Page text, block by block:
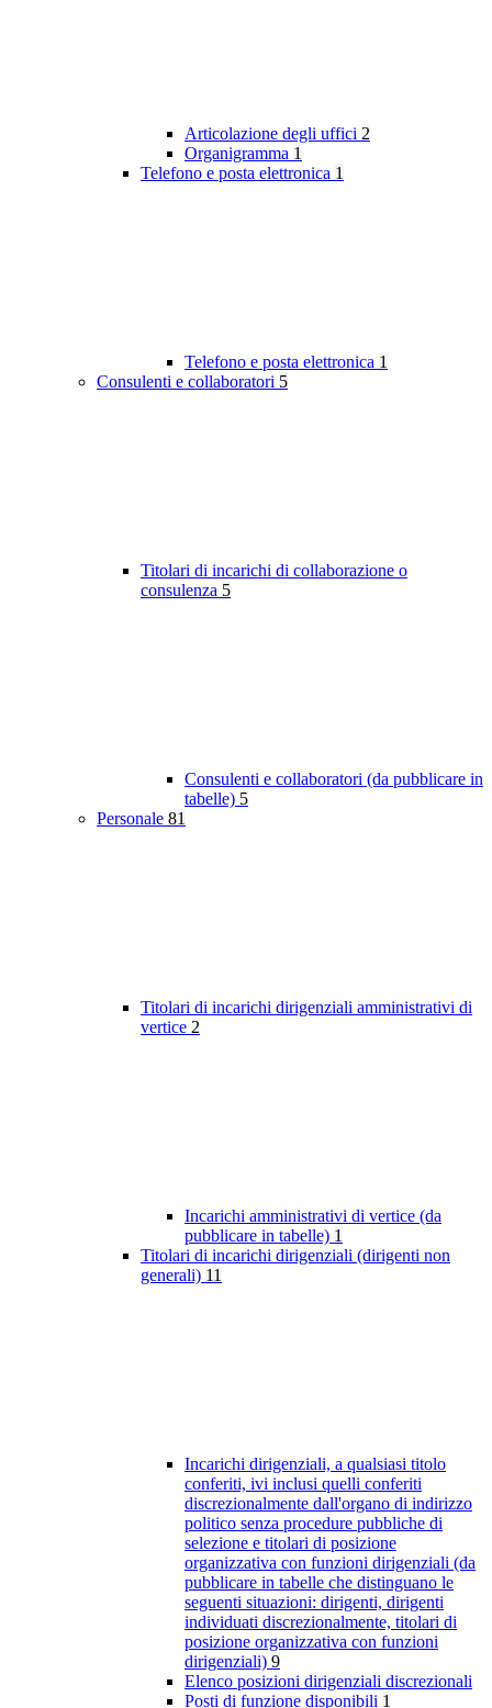
Articolazione degli uffici 2
Organigramma 1
Telefono e posta elettronica 1
Telefono e posta elettronica 1
Consulenti e collaboratori 5
Titolari di incarichi di collaborazione o
consulenza 5
Consulenti e collaboratori (da pubblicare in
tabelle) 5
Personale 81
Titolari di incarichi dirigenziali amministrativi di
vertice 2
Incarichi amministrativi di vertice (da
pubblicare in tabelle) 1
Titolari di incarichi dirigenziali (dirigenti non
generali) 11
Incarichi dirigenziali, a qualsiasi titolo
conferiti, ivi inclusi quelli conferiti
discrezionalmente dall'organo di indirizzo
politico senza procedure pubbliche di
selezione e titolari di posizione
organizzativa con funzioni dirigenziali (da
pubblicare in tabelle che distinguano le
seguenti situazioni: dirigenti, dirigenti
individuati discrezionalmente, titolari di
posizione organizzativa con funzioni
dirigenziali) 9
Elenco posizioni dirigenziali discrezionali
Posti di funzione disponibili 1